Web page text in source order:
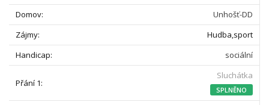
Unhošť-DD
Hudba,sport
sociální
Sluchátka
SPLNĚNO